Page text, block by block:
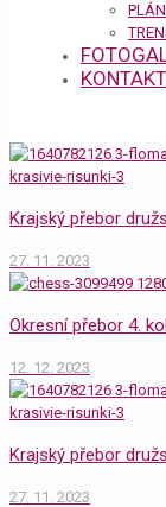
KONTAKT
Krajský přebor
27. 11. 2023
Okresní přebor 4.
12. 12. 2023
Krajský přebor
27. 11. 2023